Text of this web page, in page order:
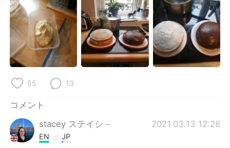
55 13
コメント
stacey ステイシ－
2021.03.13 12:28
EN JP